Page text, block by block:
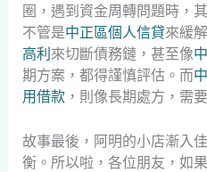
圈，遇到資金周轉問題時，
不管是中正區個人信貸來緩
高利 來切斷債務鏈，甚至像
期方案，都得謹慎評估。而
用借款，則像長期處方，需
故事最後，阿明的小店漸入
衡。所以啦，各位朋友，如